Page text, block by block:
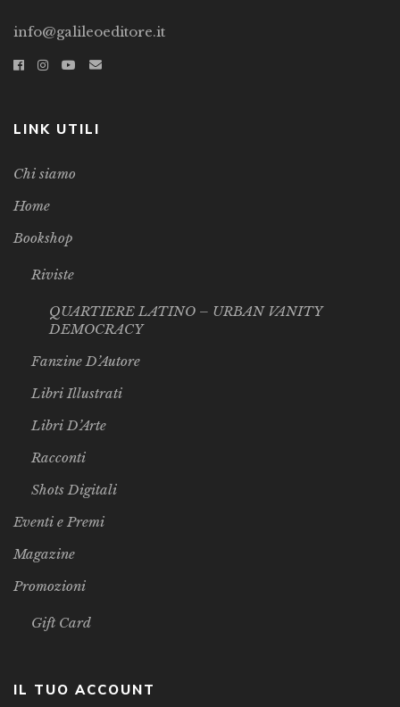
info@galileoeditore.it
LINK UTILI
Chi siamo
Home
Bookshop
Riviste
QUARTIERE LATINO – URBAN VANITY
DEMOCRACY
Fanzine D’Autore
Libri Illustrati
Libri D’Arte
Racconti
Shots Digitali
Eventi e Premi
Magazine
Promozioni
Gift Card
IL TUO ACCOUNT